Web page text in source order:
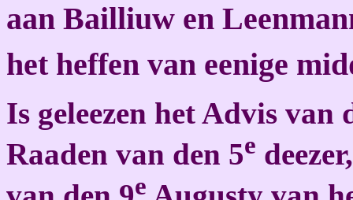
aan Bailliuw en
het heffen van eenige
Is geleezen het Advis van
Raaden van den 5e
e